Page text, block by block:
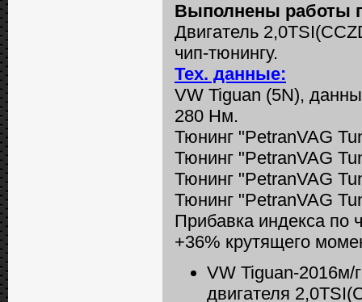
Выполнены работы
Двигатель
чип-тюнингу.
Тех. данные:
VW Tiguan (5N),
280 Нм.
Тюнинг "PetranVAG
Тюнинг "PetranVAG
Тюнинг "PetranVAG
Тюнинг "PetranVAG
Прибавка индекса по
+36% крутящего
VW Tiguan-2016м/
двигателя